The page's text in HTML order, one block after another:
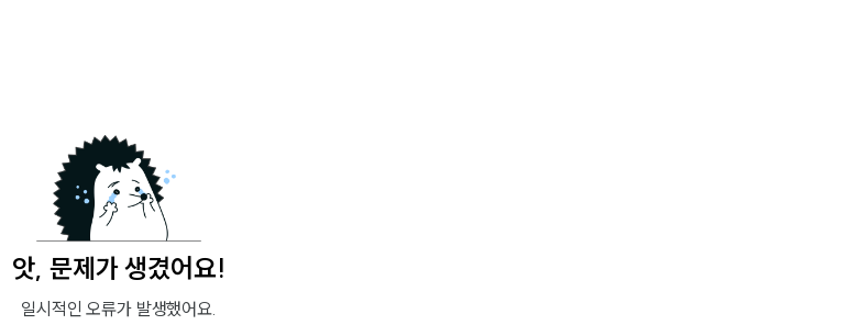
앗, 문제가 생겼어요!
일시적인 오류가 발생했어요.